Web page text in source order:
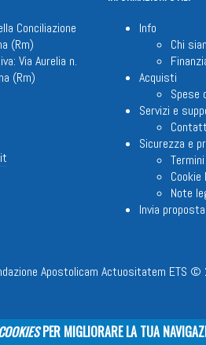
Conciliazione
(Rm)
Via Aurelia n.
(Rm)
Info
Chi
Acquisti
Spese
Servizi e
Sicurezza e
Cookie
Note
Invia
Apostolicam Actuositatem ETS
PER MIGLIORARE LA TUA